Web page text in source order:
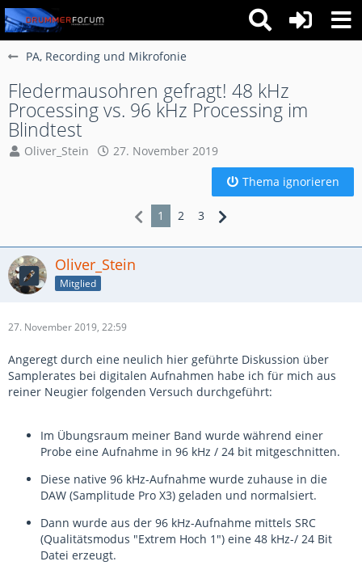
PA, Recording und Mikrofonie
Fledermausohren gefragt! 48 kHz
Processing vs. 96 kHz Processing im
Blindtest
Oliver_Stein
27. November 2019
Thema ignorieren
1 2 3
Oliver_Stein
Mitglied
27. November 2019, 22:59
Angeregt durch eine neulich hier geführte Diskussion über
Samplerates bei digitalen Aufnahmen habe ich für mich aus
reiner Neugier folgenden Versuch durchgeführt:
Im Übungsraum meiner Band wurde während einer
Probe eine Aufnahme in 96 kHz / 24 bit mitgeschnitten.
Diese native 96 kHz-Aufnahme wurde zuhause in die
DAW (Samplitude Pro X3) geladen und normalsiert.
Dann wurde aus der 96 kHz-Aufnahme mittels SRC
(Qualitätsmodus "Extrem Hoch 1") eine 48 kHz-/ 24 Bit
Datei erzeugt.